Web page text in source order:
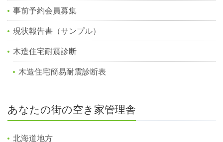
事前予約会員募集
現状報告書（サンプル）
木造住宅耐震診断
木造住宅簡易耐震診断表
あなたの街の空き家管理舎
北海道地方